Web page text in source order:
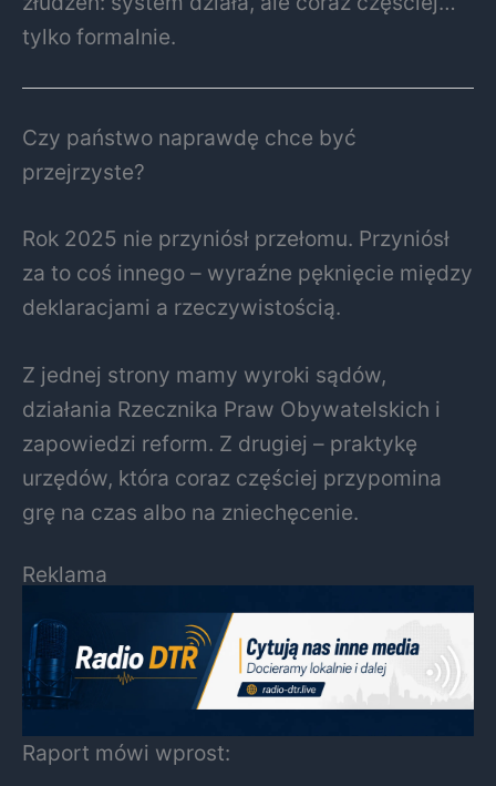
tylko formalnie.
Czy państwo naprawdę chce być
przejrzyste?
Rok 2025 nie przyniósł przełomu. Przyniósł
za to coś innego – wyraźne pęknięcie między
deklaracjami a rzeczywistością.
Z jednej strony mamy wyroki sądów,
działania Rzecznika Praw Obywatelskich i
zapowiedzi reform. Z drugiej – praktykę
urzędów, która coraz częściej przypomina
grę na czas albo na zniechęcenie.
Reklama
Raport mówi wprost: